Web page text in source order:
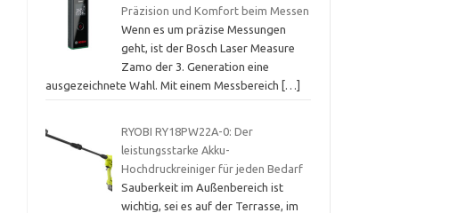
Präzision und Komfort beim Messen
Wenn es um präzise Messungen
geht, ist der Bosch Laser Measure
Zamo der 3. Generation eine
ausgezeichnete Wahl. Mit einem Messbereich
[…]
RYOBI RY18PW22A-0: Der
leistungsstarke Akku-
Hochdruckreiniger für jeden Bedarf
Sauberkeit im Außenbereich ist
wichtig, sei es auf der Terrasse, im